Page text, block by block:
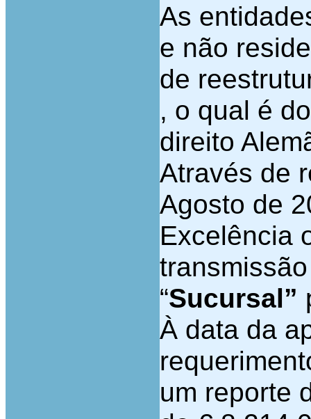
As
e não
de
, o qual é
direito
Através de
Agosto de
Excelência
“Sucursal”
À data da
um reporte